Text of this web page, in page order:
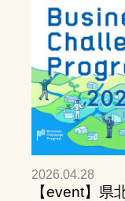
2026.04.28
【event】県